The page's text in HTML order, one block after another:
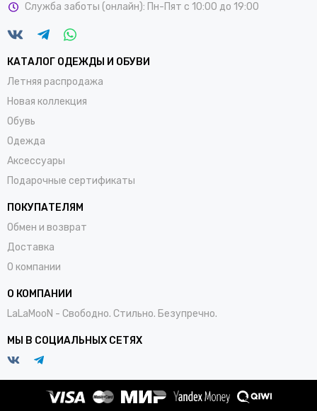
Служба заботы (онлайн): Пн-Пят с 10:00 до 19:00
КАТАЛОГ ОДЕЖДЫ И ОБУВИ
Летняя распродажа
Новая коллекция
Обувь
Одежда
Аксессуары
Подарочные сертификаты
ПОКУПАТЕЛЯМ
Обмен и возврат
Доставка
О компании
О КОМПАНИИ
LaLaMooN - Свободно. Стильно. Безупречно.
МЫ В СОЦИАЛЬНЫХ СЕТЯХ